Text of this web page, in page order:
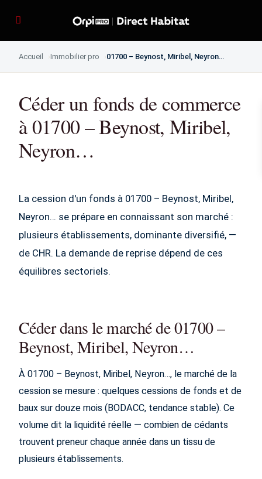
Accueil Immobilier pro 01700 – Beynost, Miribel, Neyron…
Céder un fonds de commerce
à 01700 – Beynost, Miribel,
Neyron…
La cession d'un fonds à 01700 – Beynost, Miribel,
Neyron… se prépare en connaissant son marché :
plusieurs établissements, dominante diversifié, —
de CHR. La demande de reprise dépend de ces
équilibres sectoriels.
Céder dans le marché de 01700 –
Beynost, Miribel, Neyron…
À 01700 – Beynost, Miribel, Neyron…, le marché de la
cession se mesure : quelques cessions de fonds et de
baux sur douze mois (BODACC, tendance stable). Ce
volume dit la liquidité réelle — combien de cédants
trouvent preneur chaque année dans un tissu de
plusieurs établissements.